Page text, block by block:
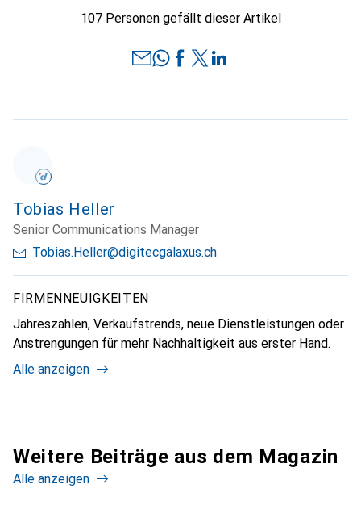
107 Personen gefällt dieser Artikel
Tobias Heller
Senior Communications Manager
Tobias.Heller@digitecgalaxus.ch
FIRMENNEUIGKEITEN
Jahreszahlen, Verkaufstrends, neue Dienstleistungen oder
Anstrengungen für mehr Nachhaltigkeit aus erster Hand.
Alle anzeigen
Weitere Beiträge aus dem Magazin
Alle anzeigen